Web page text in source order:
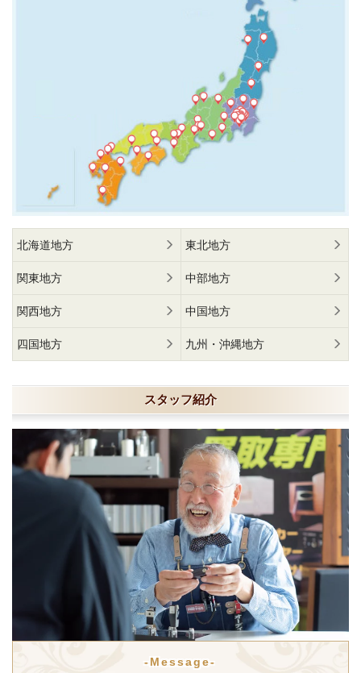
北海道地方 東北地方
関東地方 中部地方
関西地方 中国地方
四国地方 九州・沖縄地方
スタッフ紹介
-Message-